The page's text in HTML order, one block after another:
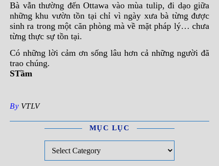
Bà vẫn thường đến Ottawa vào mùa tulip, đi dạo giữa
những khu vườn tồn tại chỉ vì ngày xưa bà từng được
sinh ra trong một căn phòng mà về mặt pháp lý… chưa
từng thực sự tồn tại.
Có những lời cảm ơn sống lâu hơn cả những người đã
trao chúng.
STầm
By VTLV
MỤC LỤC